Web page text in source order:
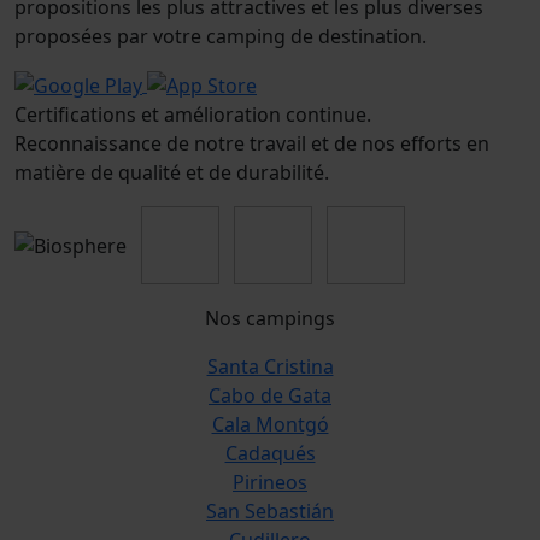
propositions les plus attractives et les plus diverses
proposées par votre camping de destination.
Certifications et amélioration continue.
Reconnaissance de notre travail et de nos efforts en
matière de qualité et de durabilité.
Nos campings
Santa Cristina
Cabo de Gata
Cala Montgó
Cadaqués
Pirineos
San Sebastián